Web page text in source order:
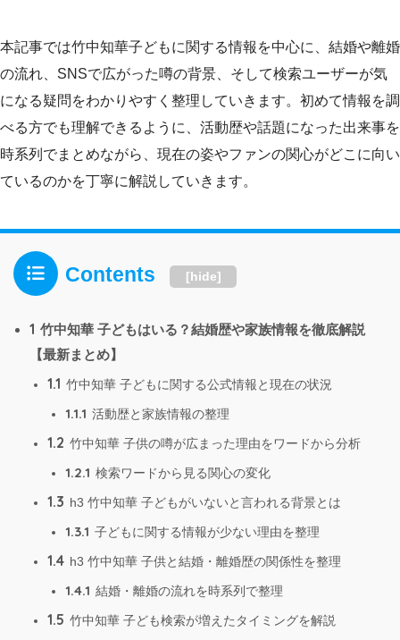
本記事では竹中知華子どもに関する情報を中心に、結婚や離婚
の流れ、SNSで広がった噂の背景、そして検索ユーザーが気
になる疑問をわかりやすく整理していきます。初めて情報を調
べる方でも理解できるように、活動歴や話題になった出来事を
時系列でまとめながら、現在の姿やファンの関心がどこに向い
ているのかを丁寧に解説していきます。
Contents [hide]
1 竹中知華 子どもはいる？結婚歴や家族情報を徹底解説
【最新まとめ】
1.1 竹中知華 子どもに関する公式情報と現在の状況
1.1.1 活動歴と家族情報の整理
1.2 竹中知華 子供の噂が広まった理由をワードから分析
1.2.1 検索ワードから見る関心の変化
1.3 h3 竹中知華 子どもがいないと言われる背景とは
1.3.1 子どもに関する情報が少ない理由を整理
1.4 h3 竹中知華 子供と結婚・離婚歴の関係性を整理
1.4.1 結婚・離婚の流れを時系列で整理
1.5 竹中知華 子ども検索が増えたタイミングを解説